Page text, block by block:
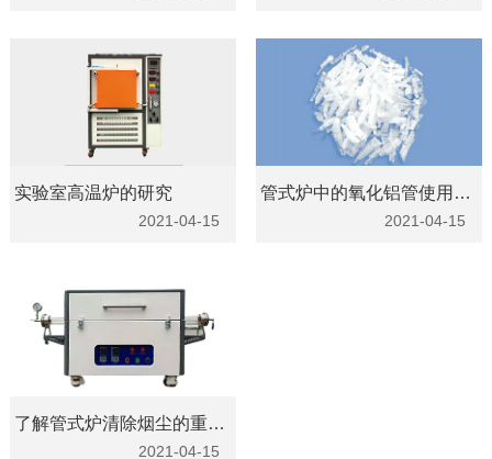
实验室高温炉的研究
2021-04-15
管式炉中的氧化铝管使用与维护建议
2021-04-15
了解管式炉清除烟尘的重要性
2021-04-15